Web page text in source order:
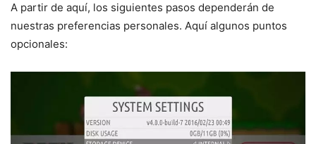
A partir de aquí, los siguientes pasos dependerán de
nuestras preferencias personales. Aquí algunos puntos
opcionales: